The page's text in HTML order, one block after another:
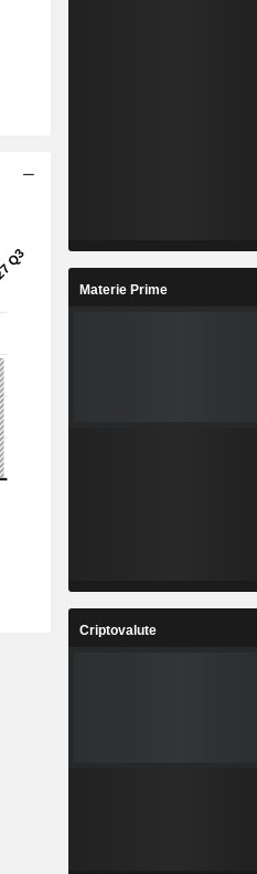
Materie Prime
Criptovalute